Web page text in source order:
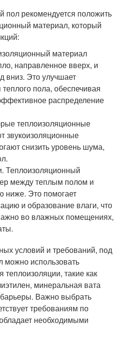
пол рекомендуется положить
материал, который
материал
направленное вверх, и
вниз. Это улучшает
пола, обеспечивая
распределение
теплоизоляционные
звукоизоляционные
снизить уровень шума,
Теплоизоляционный
между теплым полом и
ниже. Это помогает
и образование влаги, что
во влажных помещениях,
условий и требований, под
можно использовать
такие как
минеральная вата
Важно выбрать
требованиям по
необходимыми